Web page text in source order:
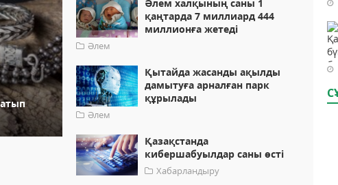
Әлем халқының саны 1
қаңтарда 7 миллиард 444
миллионға жетеді
Әлем
Қытайда жасанды ақылды
дамытуға арналған парк
құрылады
Әлем
Қазақстанда
кибершабуылдар саны өсті
Хабарландыру